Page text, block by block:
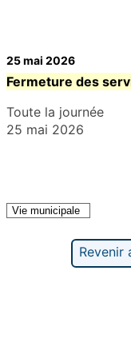
25 mai 2026
Fermeture des
Toute la journée
25 mai 2026
Vie municipale
Revenir